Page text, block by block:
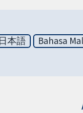
日本語 Bahasa